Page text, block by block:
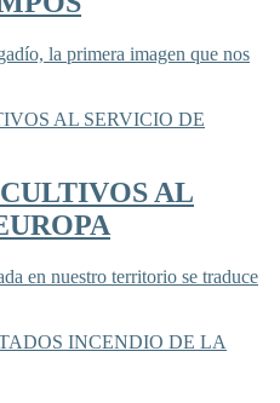
la primera imagen que nos
AL
en nuestro territorio se traduce